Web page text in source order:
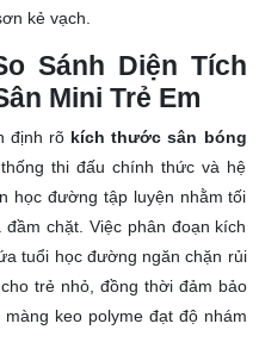
kẻ vạch.
Sánh Diện Tích
Mini Trẻ Em
định rõ kích thước sân bóng
thi đấu chính thức và hệ
học đường tập luyện nhằm tối
chặt. Việc phân đoạn kích
tuổi học đường ngăn chặn rủi
trẻ nhỏ, đồng thời đảm bảo
keo polyme đạt độ nhám